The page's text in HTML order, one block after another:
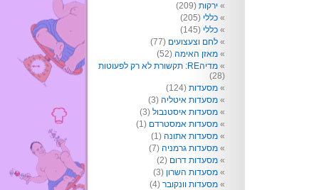
ירקות (209)
כללי (205)
כללי (145)
לחם וצעצועים (77)
מאזן האימה (52)
מדיהRE: תקשורת לא רק לפעוטות
(28)
מסעדות (124)
מסעדות איטליה (3)
מסעדות איסטנבול (3)
מסעדות אמסטרדם (1)
מסעדות אתונה (1)
מסעדות גרמניה (7)
מסעדות דרום (2)
מסעדות השרון (3)
מסעדות וונקובר (4)